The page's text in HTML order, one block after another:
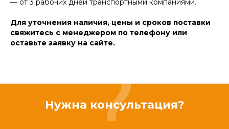
— от 3 рабочих дней транспортными компаниями.
Для уточнения наличия, цены и сроков поставки
свяжитесь с менеджером по телефону или
оставьте заявку на сайте.
Нужна консультация?